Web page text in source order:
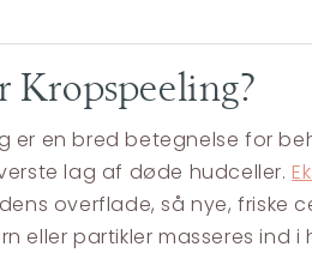
Kropspeeling?
er en bred betegnelse for
lag af døde hudceller.
overflade, så nye, friske
eller partikler masseres ind